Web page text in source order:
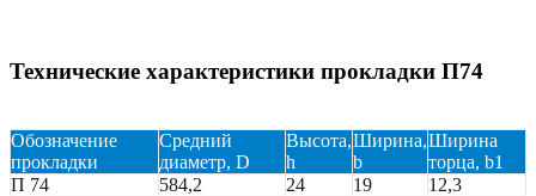
Технические характеристики прокладки П74
Обозначение
прокладки
Средний
диаметр, D
Высота,
h
Ширина,
b
Ширина
торца, b1
П 74
584,2 24 19 12,3